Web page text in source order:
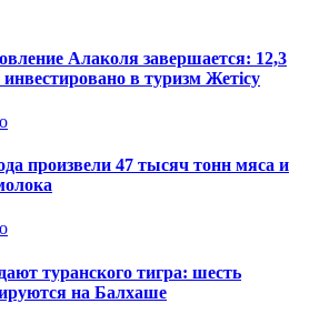
Алаколя завершается: 12,3
в туризм Жетісу
произвели 47 тысяч тонн мяса и
туранского тигра: шесть
на Балхаше